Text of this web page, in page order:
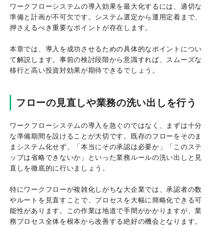
ワークフローシステムの導入効果を最大化するには、適切な
準備と計画が不可欠です。システム選定から運用定着まで、
押さえるべき重要なポイントが存在します。
本章では、導入を成功させるための具体的なポイントについ
て解説します。事前の検討段階から意識すれば、スムーズな
移行と高い投資対効果が期待できるでしょう。
フローの見直しや業務の洗い出しを行う
ワークフローシステムの導入を急ぐのではなく、まずは十分
な準備期間を設けることが大切です。既存のフローをそのま
まシステム化せず、「本当にその承認は必要か」「このステ
ップは省略できないか」といった業務ルールの洗い出しと見
直しを徹底的に行いましょう。
特にワークフローが複雑化しがちな大企業では、承認者の数
やルートを見直すことで、プロセスを大幅に簡略化できる可
能性があります。この作業は地道で手間がかかりますが、業
務プロセス全体を根本から改善する絶好の機会となります。